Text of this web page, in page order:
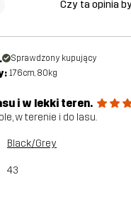
Czy ta opinia
Sprawdzony kupujący
176cm, 80kg
i w lekki teren.
w terenie i do lasu.
Black/Grey
43